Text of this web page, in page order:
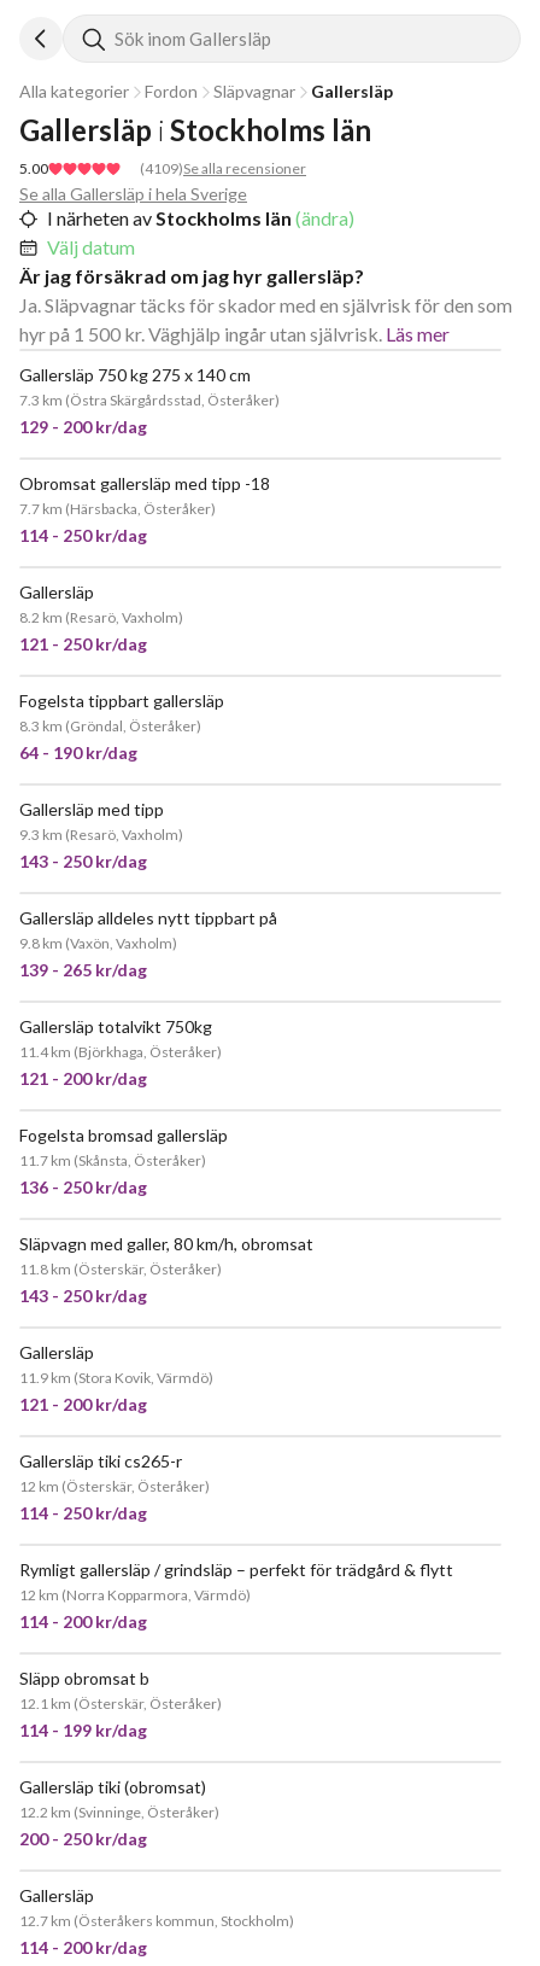
Sök inom Gallersläp
Alla kategorier Fordon Släpvagnar Gallersläp
5.00 (4109)Se alla recensioner
Gallersläp i Stockholms län
Se alla Gallersläp i hela Sverige
I närheten avStockholms län (ändra)
Välj datum
Är jag försäkrad om jag hyr gallersläp?
Ja. Släpvagnar täcks för skador med en självrisk för den som
hyr på 1 500 kr. Väghjälp ingår utan självrisk. Läs mer
Gallersläp 750 kg 275 x 140 cm
7.3 km (Östra Skärgårdsstad, Österåker)
129 - 200 kr/dag
Obromsat gallersläp med tipp -18
7.7 km (Härsbacka, Österåker)
114 - 250 kr/dag
Gallersläp
8.2 km (Resarö, Vaxholm)
121 - 250 kr/dag
Fogelsta tippbart gallersläp
8.3 km (Gröndal, Österåker)
64 - 190 kr/dag
Gallersläp med tipp
9.3 km (Resarö, Vaxholm)
143 - 250 kr/dag
Gallersläp alldeles nytt tippbart på
9.8 km (Vaxön, Vaxholm)
139 - 265 kr/dag
Gallersläp totalvikt 750kg
11.4 km (Björkhaga, Österåker)
121 - 200 kr/dag
Fogelsta bromsad gallersläp
11.7 km (Skånsta, Österåker)
136 - 250 kr/dag
Släpvagn med galler, 80 km/h, obromsat
11.8 km (Österskär, Österåker)
143 - 250 kr/dag
Gallersläp
11.9 km (Stora Kovik, Värmdö)
121 - 200 kr/dag
Gallersläp tiki cs265-r
12 km (Österskär, Österåker)
114 - 250 kr/dag
Rymligt gallersläp / grindsläp – perfekt för trädgård & flytt
12 km (Norra Kopparmora, Värmdö)
114 - 200 kr/dag
Släpp obromsat b
12.1 km (Österskär, Österåker)
114 - 199 kr/dag
Gallersläp tiki (obromsat)
12.2 km (Svinninge, Österåker)
200 - 250 kr/dag
Gallersläp
12.7 km (Österåkers kommun, Stockholm)
114 - 200 kr/dag